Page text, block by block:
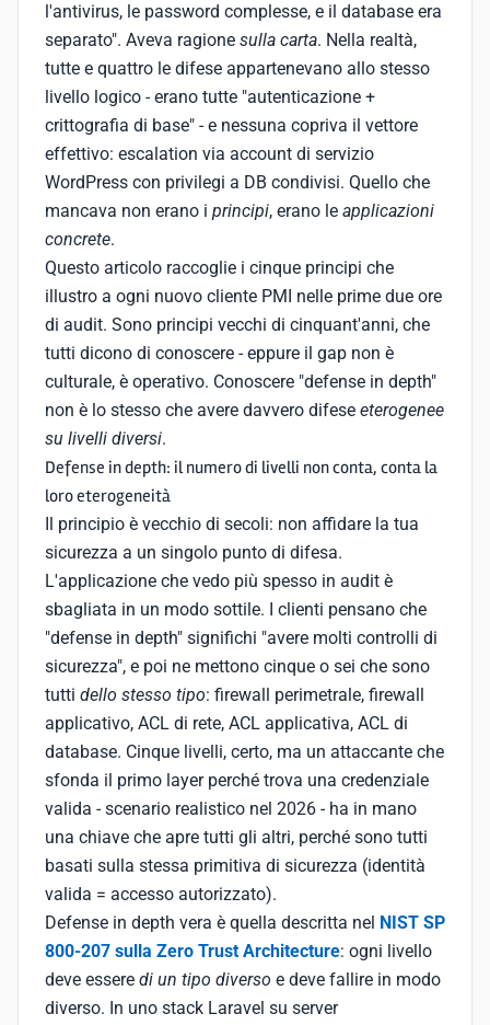
l'antivirus, le password complesse, e il database era
separato". Aveva ragione sulla carta. Nella realtà,
tutte e quattro le difese appartenevano allo stesso
livello logico - erano tutte "autenticazione +
crittografia di base" - e nessuna copriva il vettore
effettivo: escalation via account di servizio
WordPress con privilegi a DB condivisi. Quello che
mancava non erano i principi, erano le applicazioni
concrete.
Questo articolo raccoglie i cinque principi che
illustro a ogni nuovo cliente PMI nelle prime due ore
di audit. Sono principi vecchi di cinquant'anni, che
tutti dicono di conoscere - eppure il gap non è
culturale, è operativo. Conoscere "defense in depth"
non è lo stesso che avere davvero difese eterogenee
su livelli diversi.
Defense in depth: il numero di livelli non conta, conta la
loro eterogeneità
Il principio è vecchio di secoli: non affidare la tua
sicurezza a un singolo punto di difesa.
L'applicazione che vedo più spesso in audit è
sbagliata in un modo sottile. I clienti pensano che
"defense in depth" significhi "avere molti controlli di
sicurezza", e poi ne mettono cinque o sei che sono
tutti dello stesso tipo: firewall perimetrale, firewall
applicativo, ACL di rete, ACL applicativa, ACL di
database. Cinque livelli, certo, ma un attaccante che
sfonda il primo layer perché trova una credenziale
valida - scenario realistico nel 2026 - ha in mano
una chiave che apre tutti gli altri, perché sono tutti
basati sulla stessa primitiva di sicurezza (identità
valida = accesso autorizzato).
Defense in depth vera è quella descritta nel NIST SP
800-207 sulla Zero Trust Architecture: ogni livello
deve essere di un tipo diverso e deve fallire in modo
diverso. In uno stack Laravel su server